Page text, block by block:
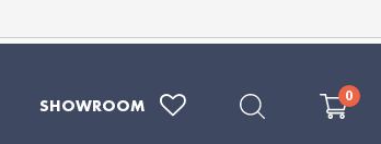
SHOWROOM
0